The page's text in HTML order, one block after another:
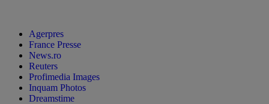
Agerpres
France Presse
News.ro
Reuters
Profimedia Images
Inquam Photos
Dreamstime